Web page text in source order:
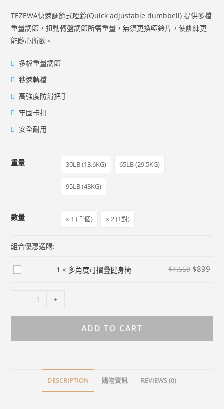
TEZEWA快速調節式啞鈴(Quick adjustable dumbbell) 提供多檔
重量調節，扭動轉盤調節所需重量，無須更換啞鈴片，使訓練更
能隨心所欲。​
多檔重量調節
秒速轉檔
高強度防滑把手
牢固卡扣
安全耐用
重量 30LB (13.6KG) 65LB (29.5KG)
95LB (43KG)
數量 x 1 (單個) x 2 (1對)
組合優惠選購:
1 × 多角度可摺疊健身椅 $1,659 $899
- +
ADD TO CART
DESCRIPTION 購物資訊 REVIEWS (0)